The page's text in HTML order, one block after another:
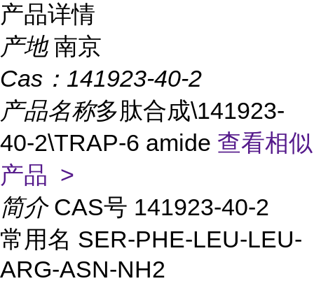
产品详情
产地 南京
Cas： 141923-40-2
产品名称多肽合成\141923-
40-2\TRAP-6 amide 查看相似
产品 >
简介 CAS号 141923-40-2
常用名 SER-PHE-LEU-LEU-
ARG-ASN-NH2